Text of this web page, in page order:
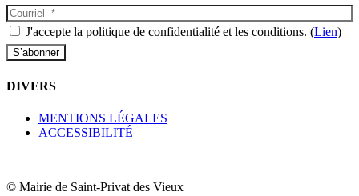
J'accepte la politique de confidentialité et les conditions. (Lien)
DIVERS
MENTIONS LÉGALES
ACCESSIBILITÉ
© Mairie de Saint-Privat des Vieux​